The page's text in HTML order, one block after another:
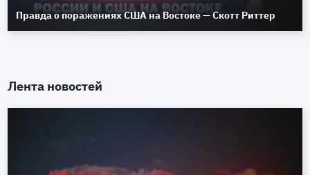
Правда о поражениях США на Востоке — Скотт Риттер
Лента новостей